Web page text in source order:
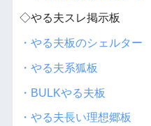
◇やる夫スレ掲示板
・やる夫板のシェルター
・やる夫系狐板
・BULKやる夫板
・やる夫長い理想郷板